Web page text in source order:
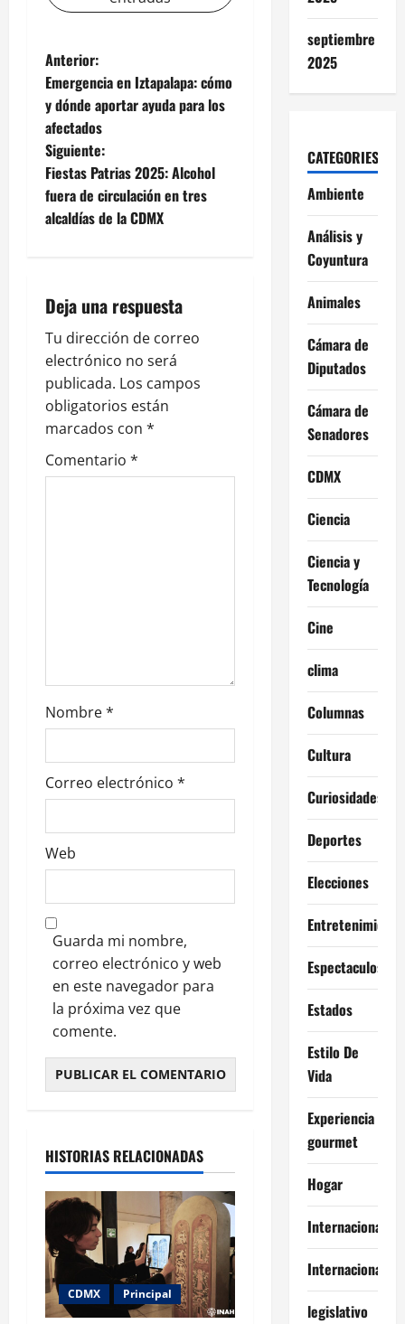
N
a
v
e
g
c
i
ó
n
d
e
a
d
s
Anterior:
Emergencia en Iztapalapa: cómo
y dónde aportar ayuda para los
afectados
Siguiente:
Fiestas Patrias 2025: Alcohol
fuera de circulación en tres
alcaldías de la CDMX
Deja una respuesta
Tu dirección de correo
electrónico no será
publicada. Los campos
obligatorios están
marcados con *
Comentario *
Nombre*
Correo electrónico *
Web
Guarda mi nombre,
correo electrónico y web
en este navegador para
la próxima vez que
comente.
HISTORIAS RELACIONADAS
CDMX Principal
septiembre
2025
CATEGORIES
Ambiente
Análisis y
Coyuntura
Animales
Cámara de
Diputados
Cámara de
Senadores
CDMX
Ciencia
Ciencia y
Tecnología
Cine
clima
Columnas
Cultura
Curiosidades
Deportes
Elecciones
Entretenimiento
Espectaculos
Estados
Estilo De
Vida
Experiencia
gourmet
Hogar
Internacional
Internacionales
legislativo